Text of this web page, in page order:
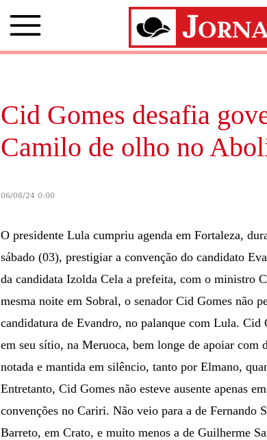
Cid Gomes desafia
Camilo de olho no
06/08/24 0:00
O presidente Lula cumpriu agenda em Fortaleza,
sábado (03), prestigiar a convenção do candidato
da candidata Izolda Cela a prefeita, com o ministro
mesma noite em Sobral, o senador Cid Gomes não
candidatura de Evandro, no palanque com Lula.
em seu sítio, na Meruoca, bem longe de apoiar com
notada e mantida em silêncio, tanto por Elmano,
Entretanto, Cid Gomes não esteve ausente apenas
convenções no Cariri. Não veio para a de Fernando
Barreto, em Crato, e muito menos a de Guilherme